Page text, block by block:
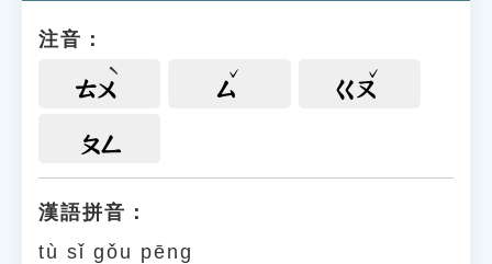
遊戲專區
教學應用
貓頭鷹博士
注音：
ㄊㄨ ㄙ ㄍㄡ
ㄆㄥ
漢語拼音：
tù sǐ gǒu pēng